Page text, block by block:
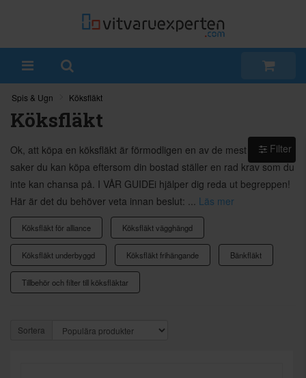
Spis & Ugn Köksfläkt
Köksfläkt
Ok, att köpa en köksfläkt är förmodligen en av de mest komplexa
saker du kan köpa eftersom din bostad ställer en rad krav som du
inte kan chansa på. I VÅR GUIDEi hjälper dig reda ut begreppen!
Här är det du behöver veta innan beslut: ... Läs mer
Köksfläkt för alliance Köksfläkt vägghängd
Köksfläkt underbyggd Köksfläkt frihängande Bänkfläkt
Tillbehör och filter till köksfläktar
Sortera
Filter